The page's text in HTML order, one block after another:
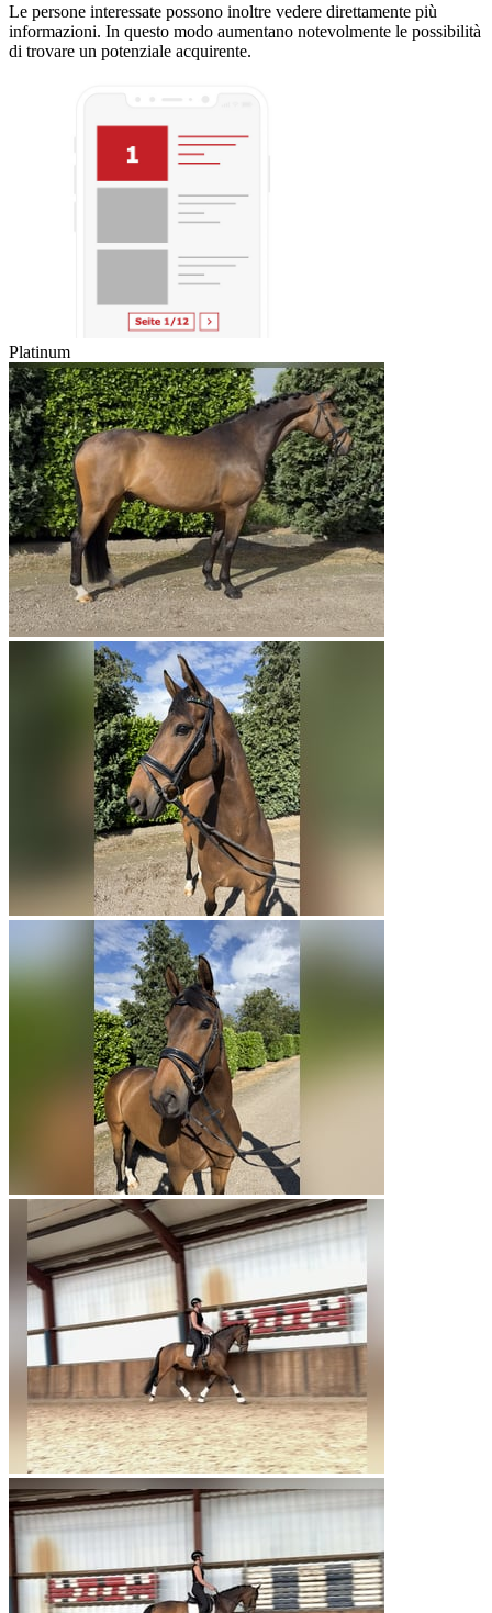
Le persone interessate possono inoltre vedere direttamente più
informazioni. In questo modo aumentano notevolmente le possibilità
di trovare un potenziale acquirente.
Platinum